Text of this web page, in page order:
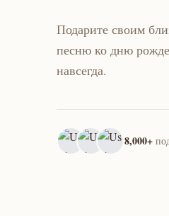
Подарите своим
песню ко дню
навсегда.
8,000+